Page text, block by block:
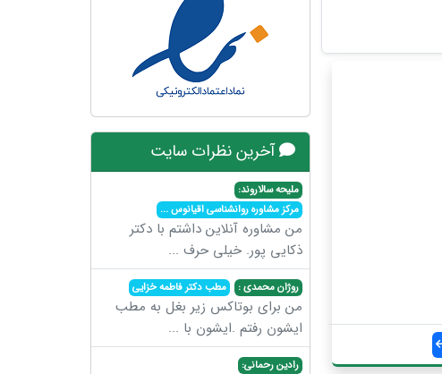
آخرین نظرات سایت
ملیحه سالاروند:
مرکز مشاوره روانشناسی اقیانوس...
من مشاوره آنلاین داشتم با دکتر
ذکایی پور. خیلی حرف ...
روژان محمدی : مطب دکتر فاطمه خزایی
من برای بوتاکس زیر بغل به مطب
ایشون رفتم .ایشون با ...
رادین رحمانی: